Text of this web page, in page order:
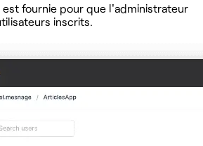
est fournie pour que l'administrateur
inscrits.‍